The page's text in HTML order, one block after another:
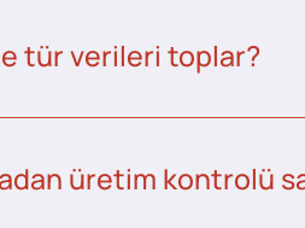
tür verileri toplar?
üretim kontrolü